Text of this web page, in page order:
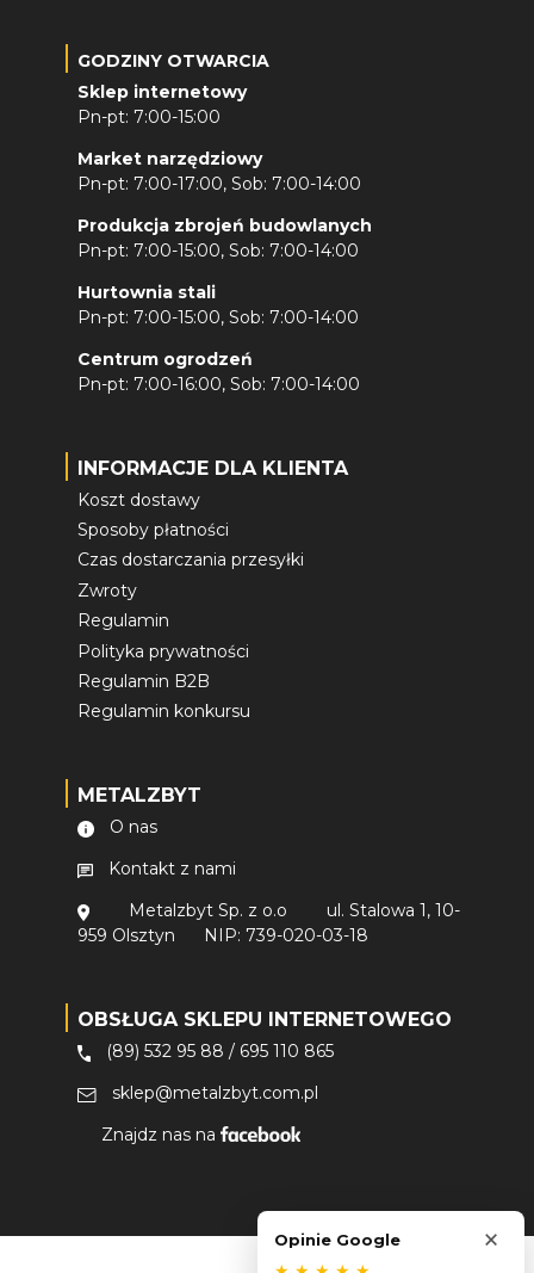
GODZINY OTWARCIA
Sklep internetowy
Pn-pt: 7:00-15:00
Market narzędziowy
Pn-pt: 7:00-17:00, Sob: 7:00-14:00
Produkcja zbrojeń budowlanych
Pn-pt: 7:00-15:00, Sob: 7:00-14:00
Hurtownia stali
Pn-pt: 7:00-15:00, Sob: 7:00-14:00
Centrum ogrodzeń
Pn-pt: 7:00-16:00, Sob: 7:00-14:00
INFORMACJE DLA KLIENTA
Koszt dostawy
Sposoby płatności
Czas dostarczania przesyłki
Zwroty
Regulamin
Polityka prywatności
Regulamin B2B
Regulamin konkursu
METALZBYT
O nas
Kontakt z nami
Metalzbyt Sp. z o.o
ul. Stalowa 1, 10-
959 Olsztyn
NIP: 739-020-03-18
OBSŁUGA SKLEPU INTERNETOWEGO
(89) 532 95 88 / 695 110 865
sklep@metalzbyt.com.pl
Znajdz nas na
Opinie Google ×